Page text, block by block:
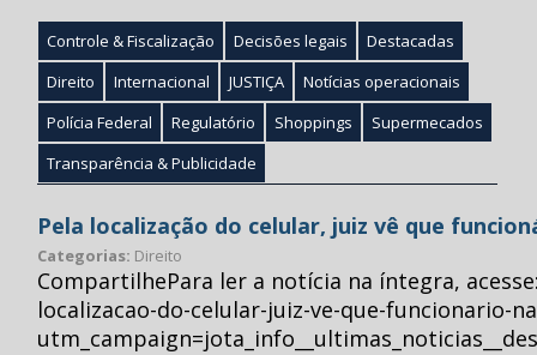
Controle & Fiscalização Decisões legais
Destacadas
Direito
Internacional JUSTIÇA
Notícias operacionais
Polícia Federal
Regulatório Shoppings
Supermecados
Transparência & Publicidade
Pela localização do celular, juiz vê que
Categorias: Direito
CompartilhePara ler a notícia na íntegra,
localizacao-do-celular-juiz-ve-que-funcionario-